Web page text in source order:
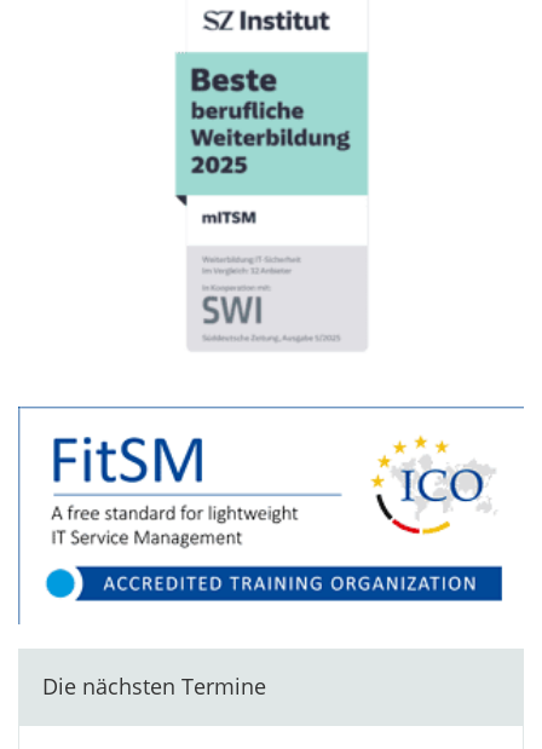
Die nächsten Termine